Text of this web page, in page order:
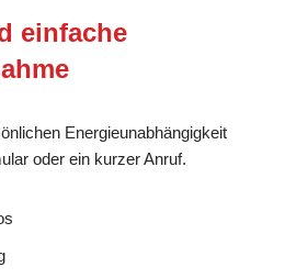
einfache
Energieunabhängigkeit
oder ein kurzer Anruf.